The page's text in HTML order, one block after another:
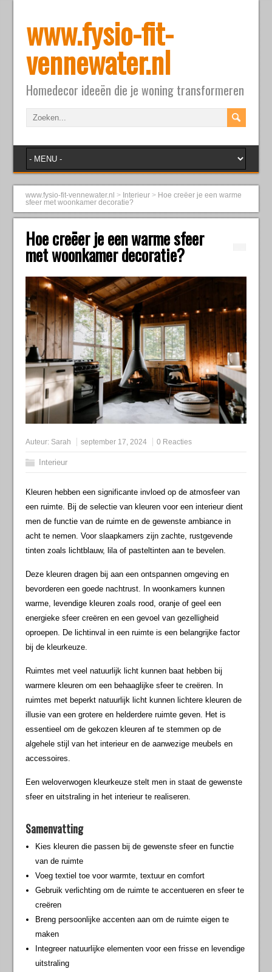
www.fysio-fit-
vennewater.nl
Homedecor ideeën die je woning transformeren
www.fysio-fit-vennewater.nl > Interieur > Hoe creëer je een warme
sfeer met woonkamer decoratie?
Hoe creëer je een warme sfeer
met woonkamer decoratie?
Auteur: Sarah september 17, 2024 0 Reacties
Interieur
Kleuren hebben een significante invloed op de atmosfeer van
een ruimte. Bij de selectie van kleuren voor een interieur dient
men de functie van de ruimte en de gewenste ambiance in
acht te nemen. Voor slaapkamers zijn zachte, rustgevende
tinten zoals lichtblauw, lila of pasteltinten aan te bevelen.
Deze kleuren dragen bij aan een ontspannen omgeving en
bevorderen een goede nachtrust. In woonkamers kunnen
warme, levendige kleuren zoals rood, oranje of geel een
energieke sfeer creëren en een gevoel van gezelligheid
oproepen. De lichtinval in een ruimte is een belangrijke factor
bij de kleurkeuze.
Ruimtes met veel natuurlijk licht kunnen baat hebben bij
warmere kleuren om een behaaglijke sfeer te creëren. In
ruimtes met beperkt natuurlijk licht kunnen lichtere kleuren de
illusie van een grotere en helderdere ruimte geven. Het is
essentieel om de gekozen kleuren af te stemmen op de
algehele stijl van het interieur en de aanwezige meubels en
accessoires.
Een weloverwogen kleurkeuze stelt men in staat de gewenste
sfeer en uitstraling in het interieur te realiseren.
Samenvatting
Kies kleuren die passen bij de gewenste sfeer en functie
van de ruimte
Voeg textiel toe voor warmte, textuur en comfort
Gebruik verlichting om de ruimte te accentueren en sfeer te
creëren
Breng persoonlijke accenten aan om de ruimte eigen te
maken
Integreer natuurlijke elementen voor een frisse en levendige
uitstraling